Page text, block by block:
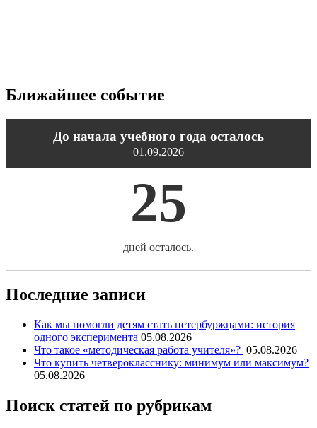
Ближайшее событие
До начала учебного года осталось
01.09.2026
25
дней осталось.
Последние записи
Как мы помогли детям стать петербуржцами: история
одного эксперимента 05.08.2026
Что такое «методическая работа учителя»? 05.08.2026
Что купить четверокласснику: минимум или максимум?
05.08.2026
Поиск статей по рубрикам